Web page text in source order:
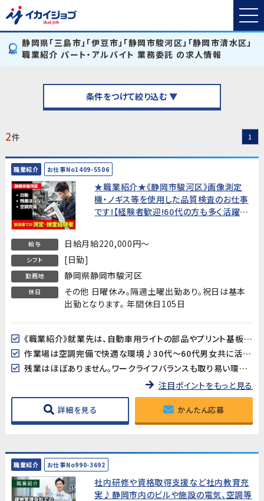
静岡県「三島市」「伊豆市」「静岡市駿河区」「静岡市清水区」
職業紹介 パート・アルバイト 業務委託 の求人情報
条件をつけて絞り込む ▼
2件 1
職業紹介 お仕事No1409-5506
★職業紹介★《静岡市駿河区》画像測定
機・ノギス等を使用した品質検査のお仕事
です!【経験者歓迎!60代の方も多く活躍
給与 日給月給220,000円～
シフト [日勤]
勤務地 静岡県静岡市駿河区
休日
その他 日曜休み。隔週土曜出勤あり。祝日は基本
出勤となります。 年間休日105日
《職業紹介》就業先は、自動車用ライトの部品やプリント基板用端子などを製造している企業です。長期的に安定した就業が見込めます!
作業場は空調完備で快適な環境♪30代～60代男女共に活躍中!
残業はほぼありません。ワークライフバランスも取り易い環境です。
注目ポイントをもっと見る
詳細を見る かんたん応募
職業紹介 お仕事No990-3692
社内研修や資格取得支援など社内教育充
実♪静岡市内のビルや施設の電気、空調等